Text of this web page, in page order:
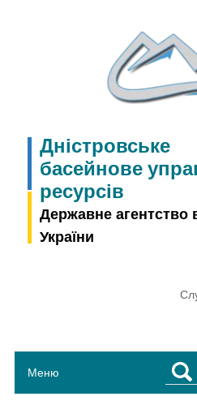
Дністровське
басейнове
ресурсів
Державне агентство
України
Меню
Пошук: